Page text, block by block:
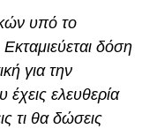
υπό το
δόση
για την
ελευθερία
τι θα δώσεις